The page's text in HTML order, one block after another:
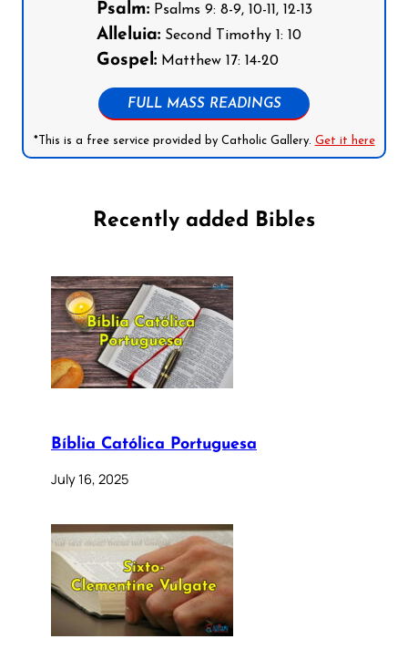
Psalm:Psalms 9: 8-9, 10-11, 12-13
Alleluia:Second Timothy 1: 10
Gospel:Matthew 17: 14-20
FULL MASS READINGS
*This is a free service provided by Catholic Gallery. Get it here
Recently added Bibles
Bíblia Católica Portuguesa
July 16, 2025